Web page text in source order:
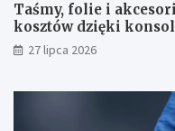
Taśmy, folie i
kosztów dzięki
27 lipca 2026